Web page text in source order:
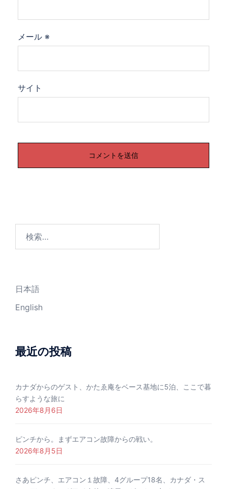
メール ※
サイト
日本語
English
最近の投稿
カナダからのゲスト、かたゑ庵をベース基地に5泊、ここで暮
らすような旅に
2026年8月6日
ピンチから。まずエアコン故障からの戦い。
2026年8月5日
さあピンチ、エアコン１故障、4グループ18名、カナダ・ス